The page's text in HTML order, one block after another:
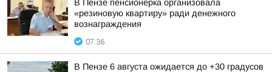
В Пензе пенсионерка организовала
«резиновую квартиру» ради денежного
вознаграждения
07:36
В Пензе 6 августа ожидается до +30 градусов